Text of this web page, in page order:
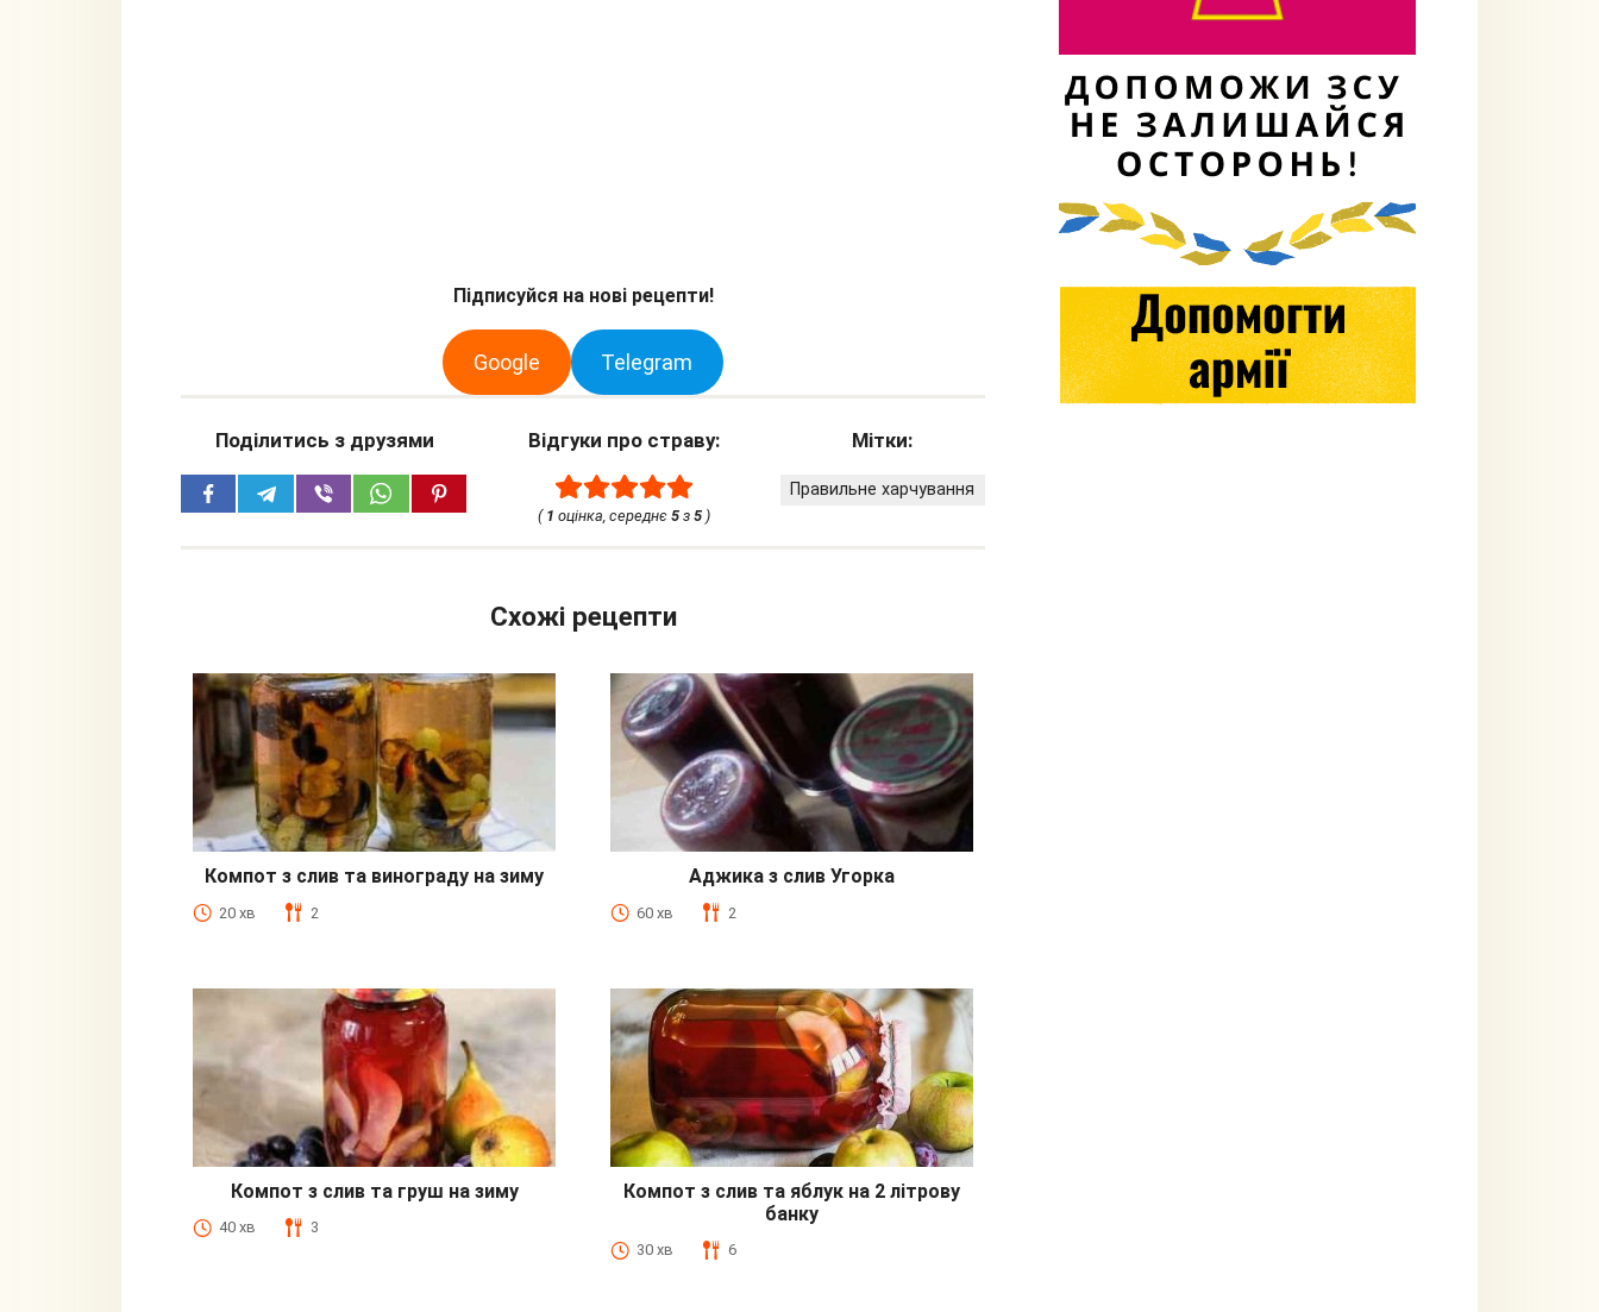
Підписуйся на нові рецепти!
Google Telegram
Поділитись з друзями Відгуки про страву:
( 1 оцінка, середнє5 з5 )
Мітки:
Правильне харчування
Схожі рецепти
Компот з слив та винограду на зиму
20 хв 2
Аджика з слив Угорка
60 хв 2
Компот з слив та груш на зиму
40 хв 3
Компот з слив та яблук на 2 літрову
банку
30 хв 6